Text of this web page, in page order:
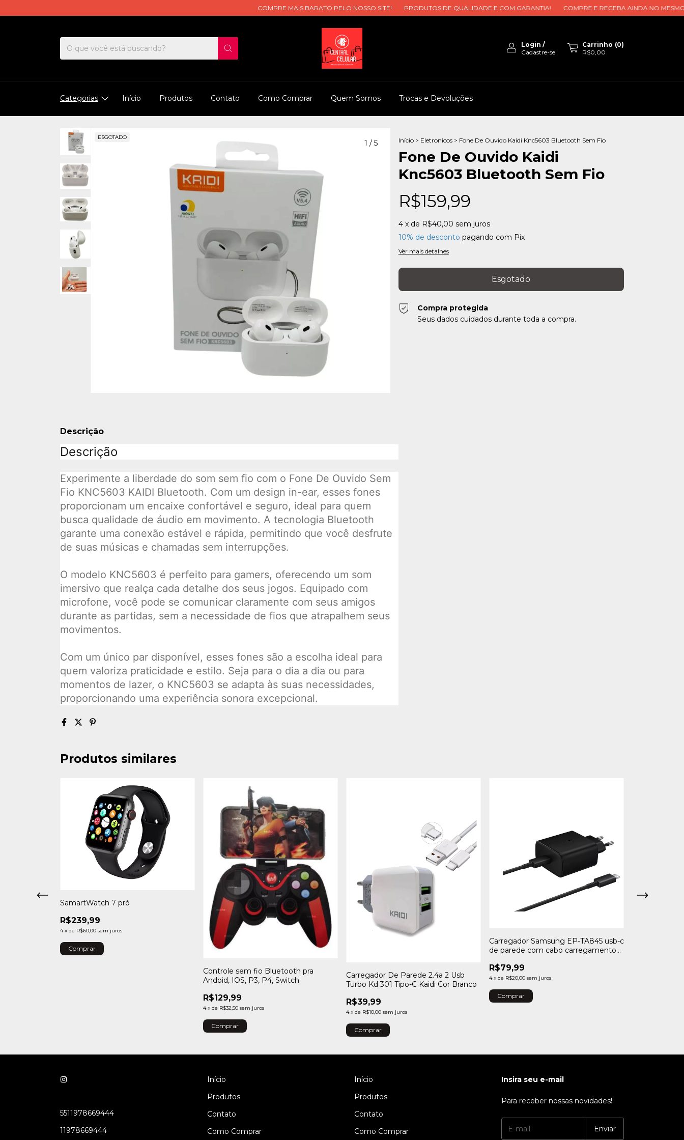
COMPRE MAIS BARATO PELO NOSSO SITE! PRODUTOS DE QUALIDADE E COM GARANTIA! COMPRE E RECEBA AINDA NO MESMO DIA!
Login /
Cadastre-se
Carrinho (0)
R$0,00
Categorias Início Produtos Contato Como Comprar Quem Somos Trocas e Devoluções
ESGOTADO
1 / 5 Início > Eletronicos > Fone De Ouvido Kaidi Knc5603 Bluetooth Sem Fio
Fone De Ouvido Kaidi
Knc5603 Bluetooth Sem Fio
R$159,99
4 x de R$40,00 sem juros
10% de desconto pagando com Pix
Ver mais detalhes
Compra protegida
Seus dados cuidados durante toda a compra.
Descrição
Descrição
Experimente a liberdade do som sem fio com o Fone De Ouvido Sem
Fio KNC5603 KAIDI Bluetooth. Com um design in-ear, esses fones
proporcionam um encaixe confortável e seguro, ideal para quem
busca qualidade de áudio em movimento. A tecnologia Bluetooth
garante uma conexão estável e rápida, permitindo que você desfrute
de suas músicas e chamadas sem interrupções.
O modelo KNC5603 é perfeito para gamers, oferecendo um som
imersivo que realça cada detalhe dos seus jogos. Equipado com
microfone, você pode se comunicar claramente com seus amigos
durante as partidas, sem a necessidade de fios que atrapalhem seus
movimentos.
Com um único par disponível, esses fones são a escolha ideal para
quem valoriza praticidade e estilo. Seja para o dia a dia ou para
momentos de lazer, o KNC5603 se adapta às suas necessidades,
proporcionando uma experiência sonora excepcional.
Produtos similares
SamartWatch 7 pró
R$239,99
4 x de R$60,00 sem juros
Comprar
Controle sem fio Bluetooth pra
Andoid, IOS, P3, P4, Switch
R$129,99
4 x de R$32,50 sem juros
Comprar
Carregador De Parede 2.4a 2 Usb
Turbo Kd 301 Tipo-C Kaidi Cor Branco
R$39,99
4 x de R$10,00 sem juros
Carregador Samsung EP-TA845 usb-c
de parede com cabo carregamento
R$79,99
4 x de R$20,00 sem juros
5511978669444
11978669444
Início
Produtos
Contato
Como Comprar
Início
Produtos
Contato
Como Comprar
Insira seu e-mail
Para receber nossas novidades!